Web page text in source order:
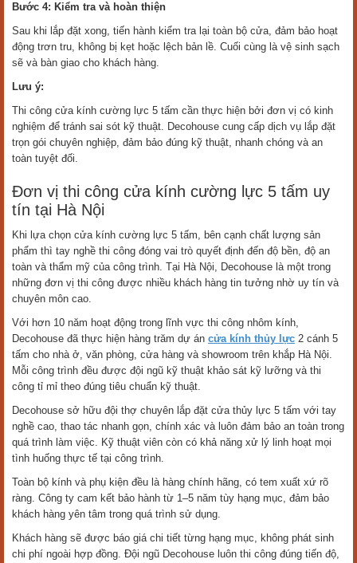
Bước 4: Kiểm tra và hoàn thiện
Sau khi lắp đặt xong, tiến hành kiểm tra lại toàn bộ cửa, đảm bảo hoạt
động trơn tru, không bị kẹt hoặc lệch bản lề. Cuối cùng là vệ sinh sạch
sẽ và bàn giao cho khách hàng.
Lưu ý:
Thi công cửa kính cường lực 5 tấm cần thực hiện bởi đơn vị có kinh
nghiệm để tránh sai sót kỹ thuật. Decohouse cung cấp dịch vụ lắp đặt
trọn gói chuyên nghiệp, đảm bảo đúng kỹ thuật, nhanh chóng và an
toàn tuyệt đối.
Đơn vị thi công cửa kính cường lực 5 tấm uy
tín tại Hà Nội
Khi lựa chọn cửa kính cường lực 5 tấm, bên cạnh chất lượng sản
phẩm thì tay nghề thi công đóng vai trò quyết định đến độ bền, độ an
toàn và thẩm mỹ của công trình. Tại Hà Nội, Decohouse là một trong
những đơn vị thi công được nhiều khách hàng tin tưởng nhờ uy tín và
chuyên môn cao.
Với hơn 10 năm hoạt động trong lĩnh vực thi công nhôm kính,
Decohouse đã thực hiện hàng trăm dự án cửa kính thủy lực 2 cánh 5
tấm cho nhà ở, văn phòng, cửa hàng và showroom trên khắp Hà Nội.
Mỗi công trình đều được đội ngũ kỹ thuật khảo sát kỹ lưỡng và thi
công tỉ mỉ theo đúng tiêu chuẩn kỹ thuật.
Decohouse sở hữu đội thợ chuyên lắp đặt cửa thủy lực 5 tấm với tay
nghề cao, thao tác nhanh gọn, chính xác và luôn đảm bảo an toàn trong
quá trình làm việc. Kỹ thuật viên còn có khả năng xử lý linh hoạt mọi
tình huống thực tế tại công trình.
Toàn bộ kính và phụ kiện đều là hàng chính hãng, có tem xuất xứ rõ
ràng. Công ty cam kết bảo hành từ 1–5 năm tùy hạng mục, đảm bảo
khách hàng yên tâm trong quá trình sử dụng.
Khách hàng sẽ được báo giá chi tiết từng hạng mục, không phát sinh
chi phí ngoài hợp đồng. Đội ngũ Decohouse luôn thi công đúng tiến độ,